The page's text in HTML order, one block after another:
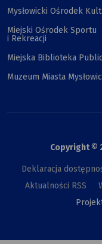
Mysłowicki Ośrodek
Miejski Ośrodek Sportu
i Rekreacji
Miejska Biblioteka
Muzeum Miasta
Copyright ©
Deklaracja
Aktualności RSS